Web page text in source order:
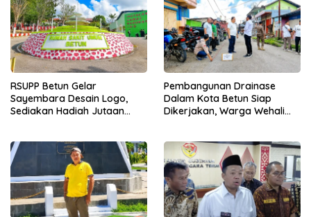
RSUPP Betun Gelar
Sayembara Desain Logo,
Sediakan Hadiah Jutaan
Pembangunan Drainase
Dalam Kota Betun Siap
Dikerjakan, Warga Wehali